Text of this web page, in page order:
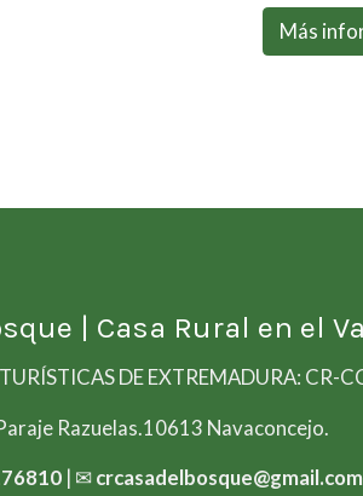
Más
| Casa Rural en el
DE EXTREMADURA: CR-
Razuelas.10613 Navaconcejo.
| ✉crcasadelbosque@gmail.com